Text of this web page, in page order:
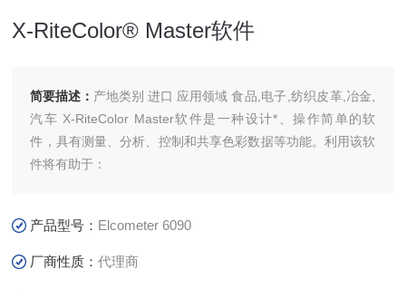
X-RiteColor® Master软件
简要描述： 产地类别 进口 应用领域 食品,电子,纺织皮革,冶金,
汽车 X-RiteColor Master软件是一种设计*、操作简单的软
件，具有测量、分析、控制和共享色彩数据等功能。利用该软
件将有助于：
产品型号： Elcometer 6090
厂商性质：代理商